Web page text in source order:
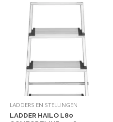
LADDERS EN STELLINGEN
LADDER HAILO L80